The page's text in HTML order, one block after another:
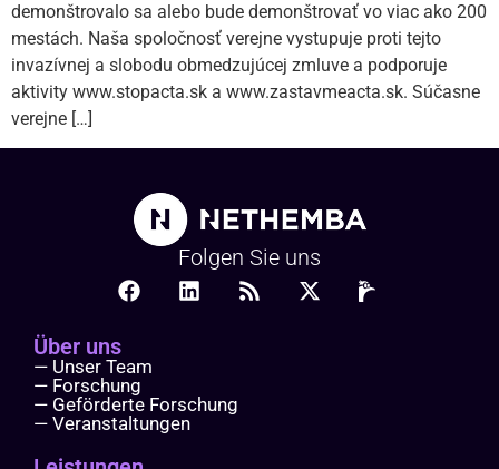
demonštrovalo sa alebo bude demonštrovať vo viac ako 200
mestách. Naša spoločnosť verejne vystupuje proti tejto
invazívnej a slobodu obmedzujúcej zmluve a podporuje
aktivity www.stopacta.sk a www.zastavmeacta.sk. Súčasne
verejne […]
Folgen Sie uns
Über uns
— Unser Team
— Forschung
— Geförderte Forschung
— Veranstaltungen